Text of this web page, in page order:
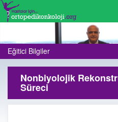
Eğitici Bilgiler
Nonbiyolojik
Süreci